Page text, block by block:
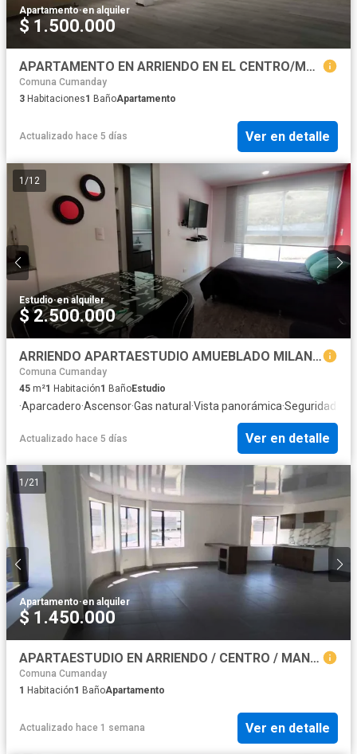
Apartamento·en alquiler
$ 1.500.000
APARTAMENTO EN ARRIENDO EN EL CENTRO/MANIZALES
Comuna Cumanday
3 Habitaciones1 BañoApartamento
Actualizado hace 5 días Ver en detalle
1 /12
Estudio·en alquiler
$ 2.500.000
ARRIENDO APARTAESTUDIO AMUEBLADO MILAN, MANIZALES | ARRIENDO MANIZALES
Comuna Cumanday
45 m²1 Habitación1 BañoEstudio
·Aparcadero·Ascensor·Gas natural ·Vista panorámica·Seguridad
Actualizado hace 5 días Ver en detalle
1 /21
Apartamento·en alquiler
$ 1.450.000
APARTAESTUDIO EN ARRIENDO / CENTRO / MANIZALES
Comuna Cumanday
1 Habitación1 BañoApartamento
Actualizado hace 1 semana Ver en detalle